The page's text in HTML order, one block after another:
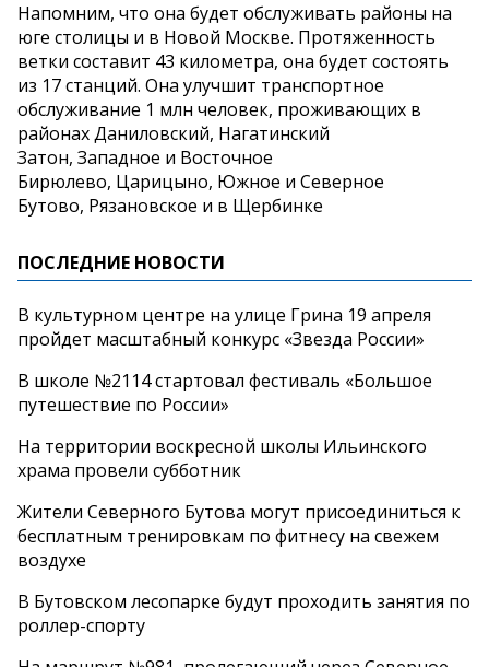
Напомним, что она будет обслуживать районы на
юге столицы и в Новой Москве. Протяженность
ветки составит 43 километра, она будет состоять
из 17 станций. Она улучшит транспортное
обслуживание 1 млн человек, проживающих в
районах Даниловский, Нагатинский
Затон, Западное и Восточное
Бирюлево, Царицыно, Южное и Северное
Бутово, Рязановское и в Щербинке
ПОСЛЕДНИЕ НОВОСТИ
В культурном центре на улице Грина 19 апреля
пройдет масштабный конкурс «Звезда России»
В школе №2114 стартовал фестиваль «Большое
путешествие по России»
На территории воскресной школы Ильинского
храма провели субботник
Жители Северного Бутова могут присоединиться к
бесплатным тренировкам по фитнесу на свежем
воздухе
В Бутовском лесопарке будут проходить занятия по
роллер-спорту